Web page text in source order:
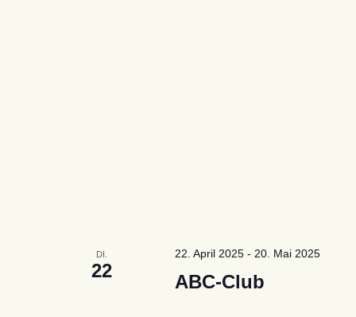
DI.
22
ABC-Club
22. April 2025- 20. Mai 2025